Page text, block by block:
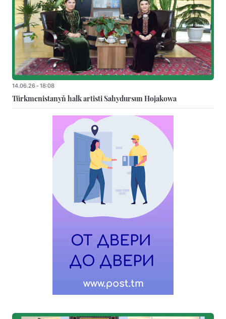
14.06.26 - 18:08
Türkmenistanyň halk artisti Sahydursun Hojakowa